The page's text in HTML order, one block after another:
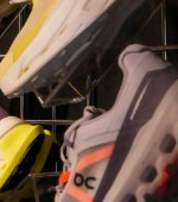
y descubre
en productos